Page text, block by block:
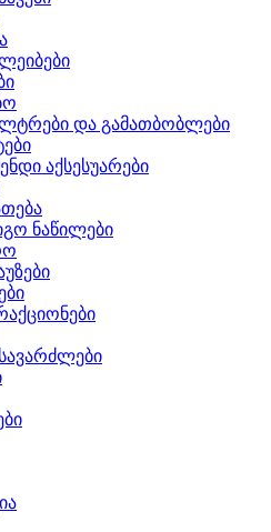
და გამათბობლები
აქსესუარები
ნაწილები